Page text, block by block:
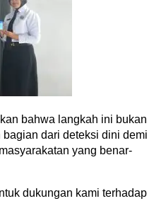
bahwa langkah ini bukan
dari deteksi dini demi
yang benar-
dukungan kami terhadap